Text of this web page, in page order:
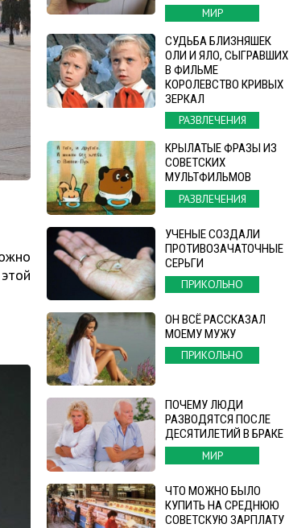
МИР
СУДЬБА БЛИЗНЯШЕК
ОЛИ И ЯЛО, СЫГРАВШИХ
В ФИЛЬМЕ
КОРОЛЕВСТВО КРИВЫХ
ЗЕРКАЛ
РАЗВЛЕЧЕНИЯ
КРЫЛАТЫЕ ФРАЗЫ ИЗ
СОВЕТСКИХ
МУЛЬТФИЛЬМОВ
РАЗВЛЕЧЕНИЯ
УЧЕНЫЕ СОЗДАЛИ
ПРОТИВОЗАЧАТОЧНЫЕ
СЕРЬГИ
ПРИКОЛЬНО
ОН ВСЁ РАССКАЗАЛ
МОЕМУ МУЖУ
ПРИКОЛЬНО
ПОЧЕМУ ЛЮДИ
РАЗВОДЯТСЯ ПОСЛЕ
ДЕСЯТИЛЕТИЙ В БРАКЕ
МИР
ЧТО МОЖНО БЫЛО
КУПИТЬ НА СРЕДНЮЮ
СОВЕТСКУЮ ЗАРПЛАТУ